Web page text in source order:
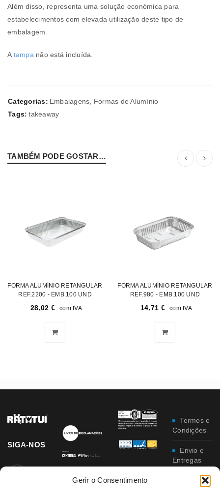
Gerir o Consentimento
Além disso, representa uma solução económica para
estabelecimentos com elevada utilização deste tipo de
embalagem.
A tampa não está incluída.
Categorias: Embalagens
Formas de Alumínio
Tags: takeaway
TAMBÉM PODE GOSTAR…
FORMA ALUMÍNIO RETANGULAR
REF.2200 - EMB.100 UND
28,02 € com IVA
FORMA ALUMÍNIO RETANGULAR
REF.980 - EMB.100 UND
14,71 € com IVA
SIGA-NOS
Termos e
Condições
Envio e
Entregas
Trocas e